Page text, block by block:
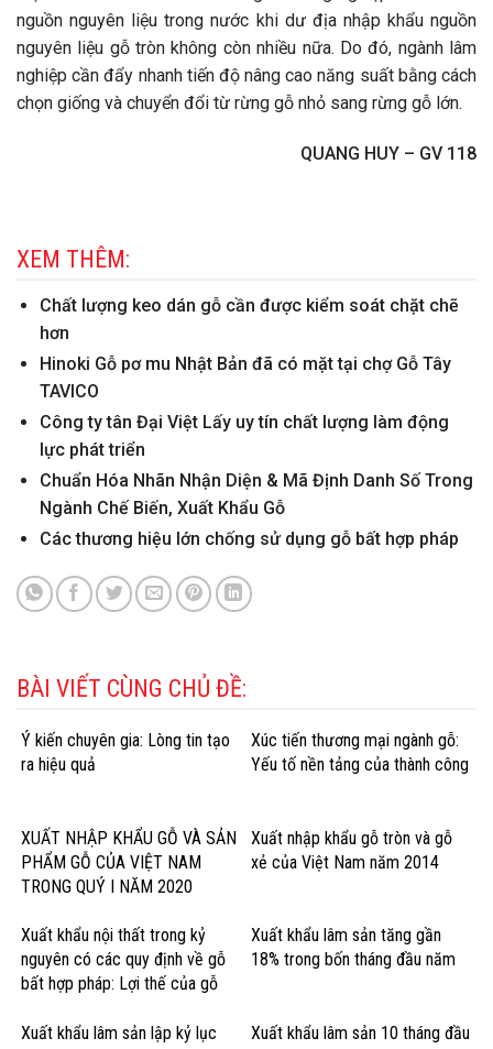
nguồn nguyên liệu trong nước khi dư địa nhập khẩu nguồn
nguyên liệu gỗ tròn không còn nhiều nữa. Do đó, ngành lâm
nghiệp cần đẩy nhanh tiến độ nâng cao năng suất bằng cách
chọn giống và chuyển đổi từ rừng gỗ nhỏ sang rừng gỗ lớn.
QUANG HUY – GV 118
XEM THÊM:
Chất lượng keo dán gỗ cần được kiểm soát chặt chẽ
hơn
Hinoki Gỗ pơ mu Nhật Bản đã có mặt tại chợ Gỗ Tây
TAVICO
Công ty tân Đại Việt Lấy uy tín chất lượng làm động
lực phát triển
Chuẩn Hóa Nhãn Nhận Diện & Mã Định Danh Số Trong
Ngành Chế Biến, Xuất Khẩu Gỗ
Các thương hiệu lớn chống sử dụng gỗ bất hợp pháp
BÀI VIẾT CÙNG CHỦ ĐỀ:
Ý kiến chuyên gia: Lòng tin tạo
ra hiệu quả
Xúc tiến thương mại ngành gỗ:
Yếu tố nền tảng của thành công
XUẤT NHẬP KHẨU GỖ VÀ SẢN
PHẨM GỖ CỦA VIỆT NAM
TRONG QUÝ I NĂM 2020
Xuất nhập khẩu gỗ tròn và gỗ
xẻ của Việt Nam năm 2014
Xuất khẩu nội thất trong kỷ
nguyên có các quy định về gỗ
bất hợp pháp: Lợi thế của gỗ
Xuất khẩu lâm sản tăng gần
18% trong bốn tháng đầu năm
Xuất khẩu lâm sản lập kỷ lục
Xuất khẩu lâm sản 10 tháng đầu